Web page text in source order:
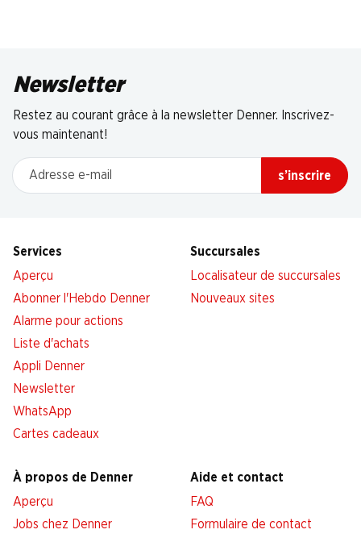
Newsletter
Restez au courant grâce à la newsletter Denner. Inscrivez-
vous maintenant!
Adresse e-mail
s’inscrire
Services
Aperçu
Abonner l'Hebdo Denner
Alarme pour actions
Liste d'achats
Appli Denner
Newsletter
WhatsApp
Cartes cadeaux
Succursales
Localisateur de succursales
Nouveaux sites
À propos de Denner
Aperçu
Jobs chez Denner
Aide et contact
FAQ
Formulaire de contact